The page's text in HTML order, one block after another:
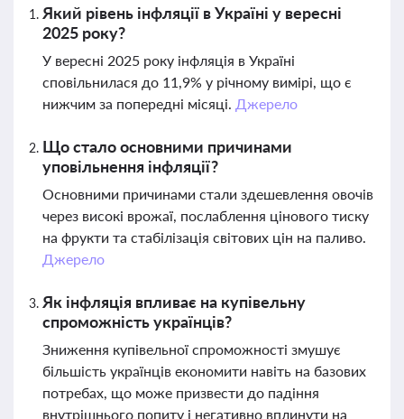
Який рівень інфляції в Україні у вересні
2025 року?
У вересні 2025 року інфляція в Україні
сповільнилася до 11,9% у річному вимірі, що є
нижчим за попередні місяці. Джерело
Що стало основними причинами
уповільнення інфляції?
Основними причинами стали здешевлення овочів
через високі врожаї, послаблення цінового тиску
на фрукти та стабілізація світових цін на паливо.
Джерело
Як інфляція впливає на купівельну
спроможність українців?
Зниження купівельної спроможності змушує
більшість українців економити навіть на базових
потребах, що може призвести до падіння
внутрішнього попиту і негативно вплинути на